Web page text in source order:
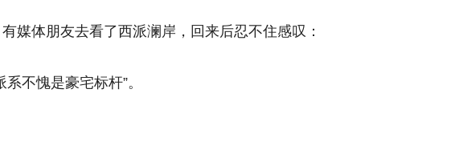
媒体朋友去看了西派澜岸，回来后忍不住感叹：
不愧是豪宅标杆”。